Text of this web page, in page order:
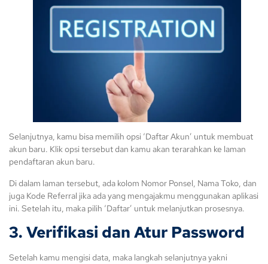
Selanjutnya, kamu bisa memilih opsi ‘Daftar Akun’ untuk membuat
akun baru. Klik opsi tersebut dan kamu akan terarahkan ke laman
pendaftaran akun baru.
Di dalam laman tersebut, ada kolom Nomor Ponsel, Nama Toko, dan
juga Kode Referral jika ada yang mengajakmu menggunakan aplikasi
ini. Setelah itu, maka pilih ‘Daftar’ untuk melanjutkan prosesnya.
3. Verifikasi dan Atur Password
Setelah kamu mengisi data, maka langkah selanjutnya yakni